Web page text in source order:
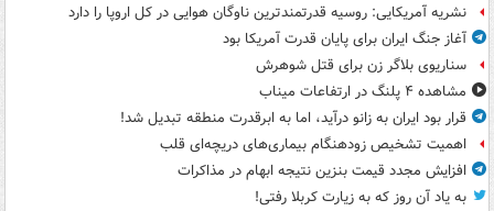
نشریه آمریکایی: روسیه قدرتمندترین ناوگان هوایی در کل اروپا را دارد
آغاز جنگ ایران برای پایان قدرت آمریکا بود
سناریوی بلاگر زن برای قتل شوهرش
مشاهده ۴ پلنگ در ارتفاعات میناب
قرار بود ایران به زانو درآید، اما به ابرقدرت منطقه تبدیل شد!
اهمیت تشخیص زودهنگام بیماری‌های دریچه‌ای قلب
افزایش مجدد قیمت بنزین نتیجه ابهام در مذاکرات
به یاد آن روز که به زیارت کربلا رفتی!